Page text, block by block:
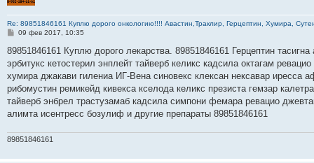
Re: 89851846161 Куплю дорого онкологию!!!! Авастин,Траклир, Герцептин, Хумира,
С
о
щ
е
и
е
09 фев 2017, 10:35
89851846161 Куплю дорого лекарства. 89851846161 Герцептин
эрбитукс кетостерил энплейт тайверб келикс кадсила октагам
хумира джакави гилениа ИГ-Вена синовекс клексан нексавар иресса
рибомустин ремикейд кивекса кселода келикс презиста гемзар
тайверб энбрел трастузамаб кадсила симпони фемара ревацио
алимта исентресс бозулиф и другие препараты 89851846161
89851846161